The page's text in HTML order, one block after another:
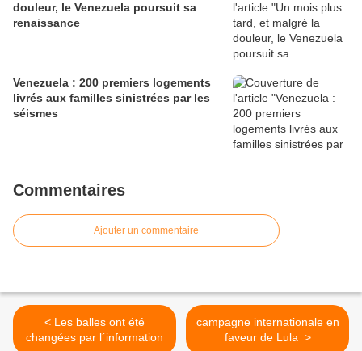
douleur, le Venezuela poursuit sa
renaissance
Venezuela : 200 premiers logements
livrés aux familles sinistrées par les
séismes
Commentaires
Ajouter un commentaire
< Les balles ont été
changées par l´information
campagne internationale en
faveur de Lula >